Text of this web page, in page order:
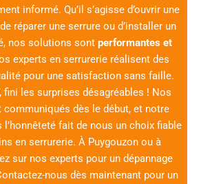
informé. Qu’il s’agisse d’ouvrir une
réparer une serrure ou d’installer un
nos solutions sont performantes et
experts en serrurerie réalisent des
pour une satisfaction sans faille.
fini les surprises désagréables ! Nos
communiqués dès le début, et notre
l’honnêteté fait de nous un choix fiable
en serrurerie. À Puygouzon ou à
sur nos experts pour un dépannage
nous dès maintenant pour un